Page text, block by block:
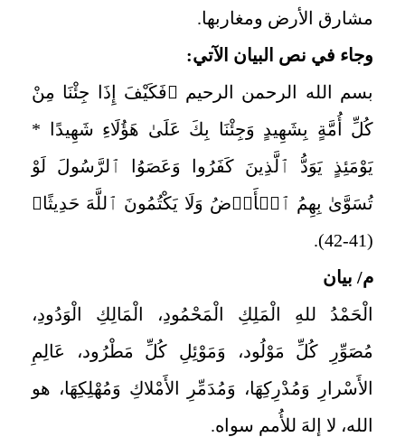
مشارق الأرض ومغاربها.
وجاء في نص البيان الآتي:
بسم الله الرحمن الرحيم ﴿فَكَيْفَ إِذَا جِئْنَا مِنْ
كُلِّ أُمَّةٍ بِشَهِيدٍ وَجِئْنَا بِكَ عَلَىٰ هَؤُلَاءِ شَهِيدًا *
يَوْمَئِذٍ يَوَدُّ ٱلَّذِينَ كَفَرُوا وَعَصَوُا ٱلرَّسُولَ لَوْ
تُسَوَّىٰ بِهِمُ ٱلۡأَرۡضُ وَلَا يَكْتُمُونَ ٱللَّهَ حَدِيثًا﴾
(41-42).
م/ بيان
الْحَمْدُ للهِ الْمَلِكِ الْمَحْمُودِ، الْمَالِكِ الْوَدُودِ،
مُصَوِّرِ كُلِّ مَوْلُود، وَمَوْئِلِ كُلِّ مَطْرُود، عَالِمِ
الأَسْرارِ وَمُدْرِكِهَا، وَمُدَمِّرِ الأَمْلاكِ وَمُهْلِكِهَا، هو
الله، لا إلهَ للأُممِ سواه.